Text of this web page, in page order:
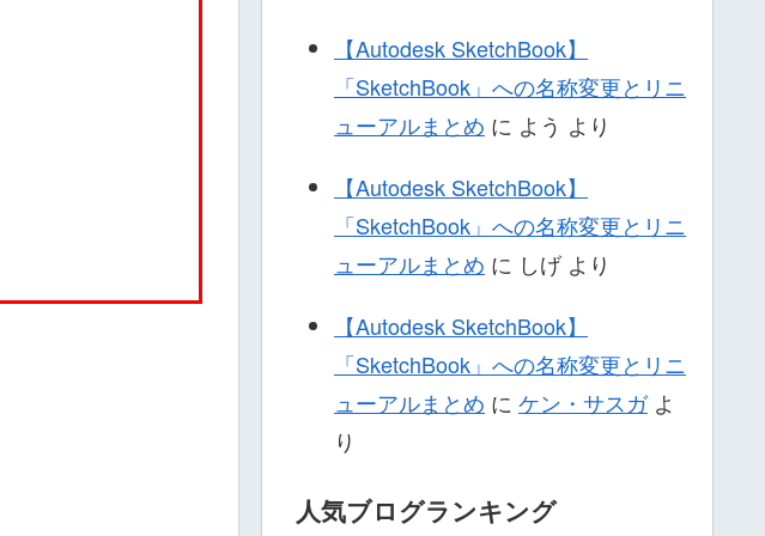
【Autodesk SketchBook】
「SketchBook」への名称変更とリニ
ューアルまとめ に よう より
【Autodesk SketchBook】
「SketchBook」への名称変更とリニ
ューアルまとめ に しげ より
【Autodesk SketchBook】
「SketchBook」への名称変更とリニ
ューアルまとめ に ケン・サスガよ
り
人気ブログランキング